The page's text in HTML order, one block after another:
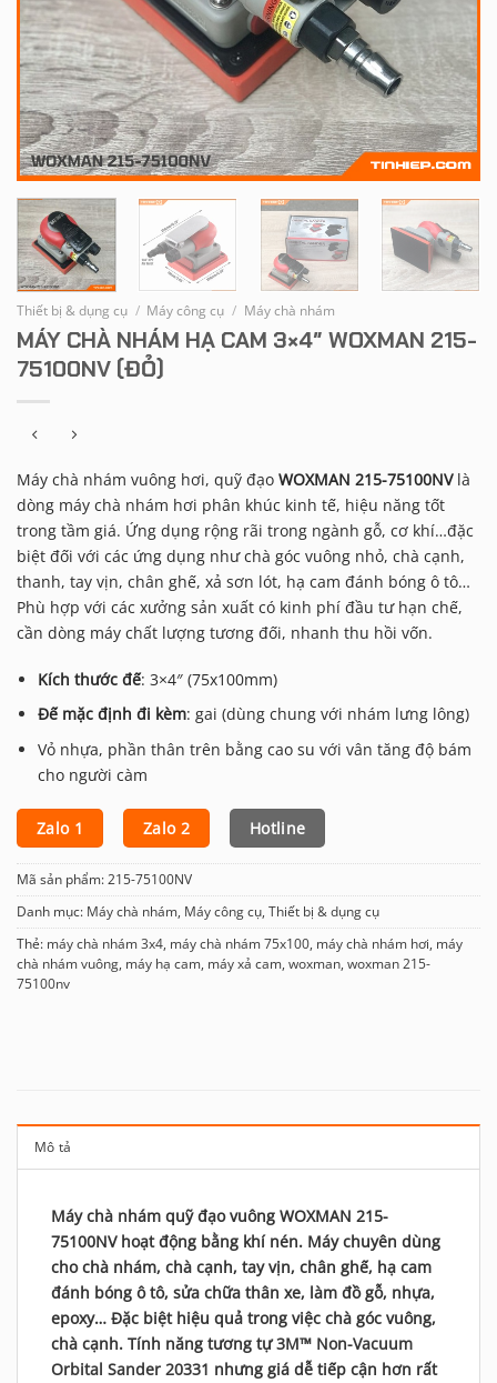
Thiết bị & dụng cụ / Máy công cụ / Máy chà nhám
MÁY CHÀ NHÁM HẠ CAM 3×4″ WOXMAN 215-
75100NV (ĐỎ)
Máy chà nhám vuông hơi, quỹ đạo WOXMAN 215-75100NVlà
dòng máy chà nhám hơi phân khúc kinh tế, hiệu năng tốt
trong tầm giá. Ứng dụng rộng rãi trong ngành gỗ, cơ khí…đặc
biệt đối với các ứng dụng như chà góc vuông nhỏ, chà cạnh,
thanh, tay vịn, chân ghế, xả sơn lót, hạ cam đánh bóng ô tô…
Phù hợp với các xưởng sản xuất có kinh phí đầu tư hạn chế,
cần dòng máy chất lượng tương đối, nhanh thu hồi vốn.
Kích thước đế: 3×4″ (75x100mm)
Đế mặc định đi kèm: gai (dùng chung với nhám lưng lông)
Vỏ nhựa, phần thân trên bằng cao su với vân tăng độ bám
cho người càm
Zalo 1 Zalo 2 Hotline
Mã sản phẩm: 215-75100NV
Danh mục: Máy chà nhám Máy công cụ Thiết bị & dụng cụ
Thẻ: máy chà nhám 3x4 máy chà nhám 75x100 máy chà nhám hơi máy
chà nhám vuông máy hạ cam máy xả cam woxman woxman 215-
75100nv
Mô tả
Máy chà nhám quỹ đạo vuông WOXMAN 215-
75100NV hoạt động bằng khí nén. Máy chuyên dùng
cho chà nhám, chà cạnh, tay vịn, chân ghế, hạ cam
đánh bóng ô tô, sửa chữa thân xe, làm đồ gỗ, nhựa,
epoxy… Đặc biệt hiệu quả trong việc chà góc vuông,
chà cạnh. Tính năng tương tự3M™ Non-Vacuum
Orbital Sander 20331 nhưng giá dễ tiếp cận hơn rất